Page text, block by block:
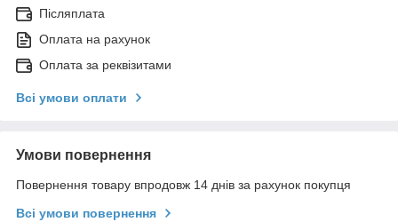
Післяплата
Оплата на рахунок
Оплата за реквізитами
Всі умови оплати
Умови повернення
Повернення товару впродовж 14 днів за рахунок покупця
Всі умови повернення